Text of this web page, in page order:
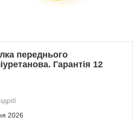
переднього
Гарантія 12
2026